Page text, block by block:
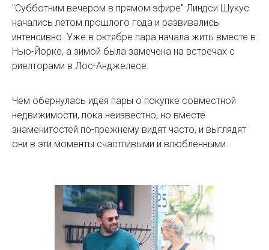
"Субботним вечером в прямом эфире" Линдси Шукус
начались летом прошлого года и развивались
интенсивно. Уже в октябре пара начала жить вместе в
Нью-Йорке, а зимой была замечена на встречах с
риелторами в Лос-Анджелесе.
Чем обернулась идея пары о покупке совместной
недвижимости, пока неизвестно, но вместе
знаменитостей по-прежнему видят часто, и выглядят
они в эти моменты счастливыми и влюбленными.